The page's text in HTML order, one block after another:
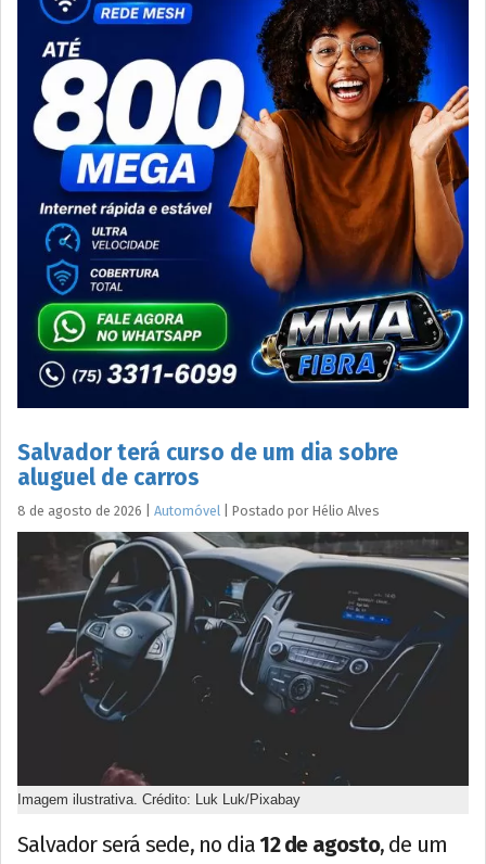
Salvador terá curso de um dia sobre
aluguel de carros
8 de agosto de 2026 Automóvel Postado por Hélio Alves
Imagem ilustrativa. Crédito: Luk Luk/Pixabay
Salvador será sede, no dia 12 de agosto, de um